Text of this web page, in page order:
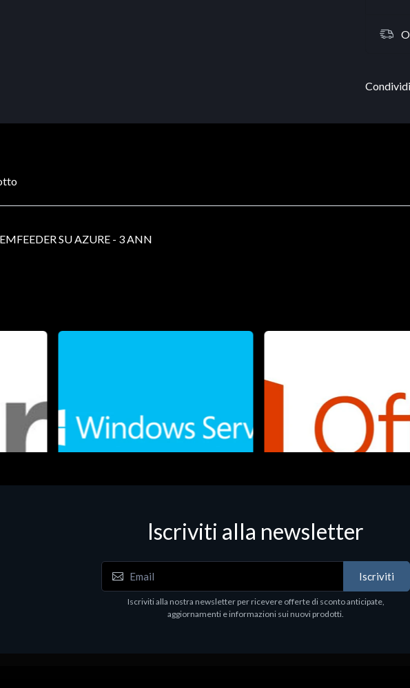
SU AZURE - 3 ANN
Software - Office Productivity Software - Office Productivity
Iscriviti alla newsletter
Iscriviti
Iscriviti alla nostra newsletter per ricevere offerte di sconto anticipate,
aggiornamenti e informazioni sui nuovi prodotti.